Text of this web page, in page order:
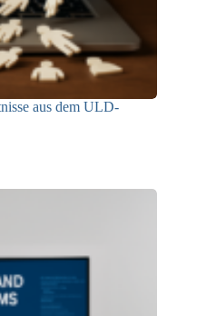
aus dem ULD-